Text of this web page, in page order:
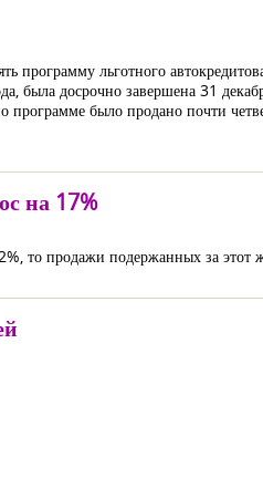
льготного
была досрочно завершена 31
было продано почти
на 17%
то продажи подержанных за